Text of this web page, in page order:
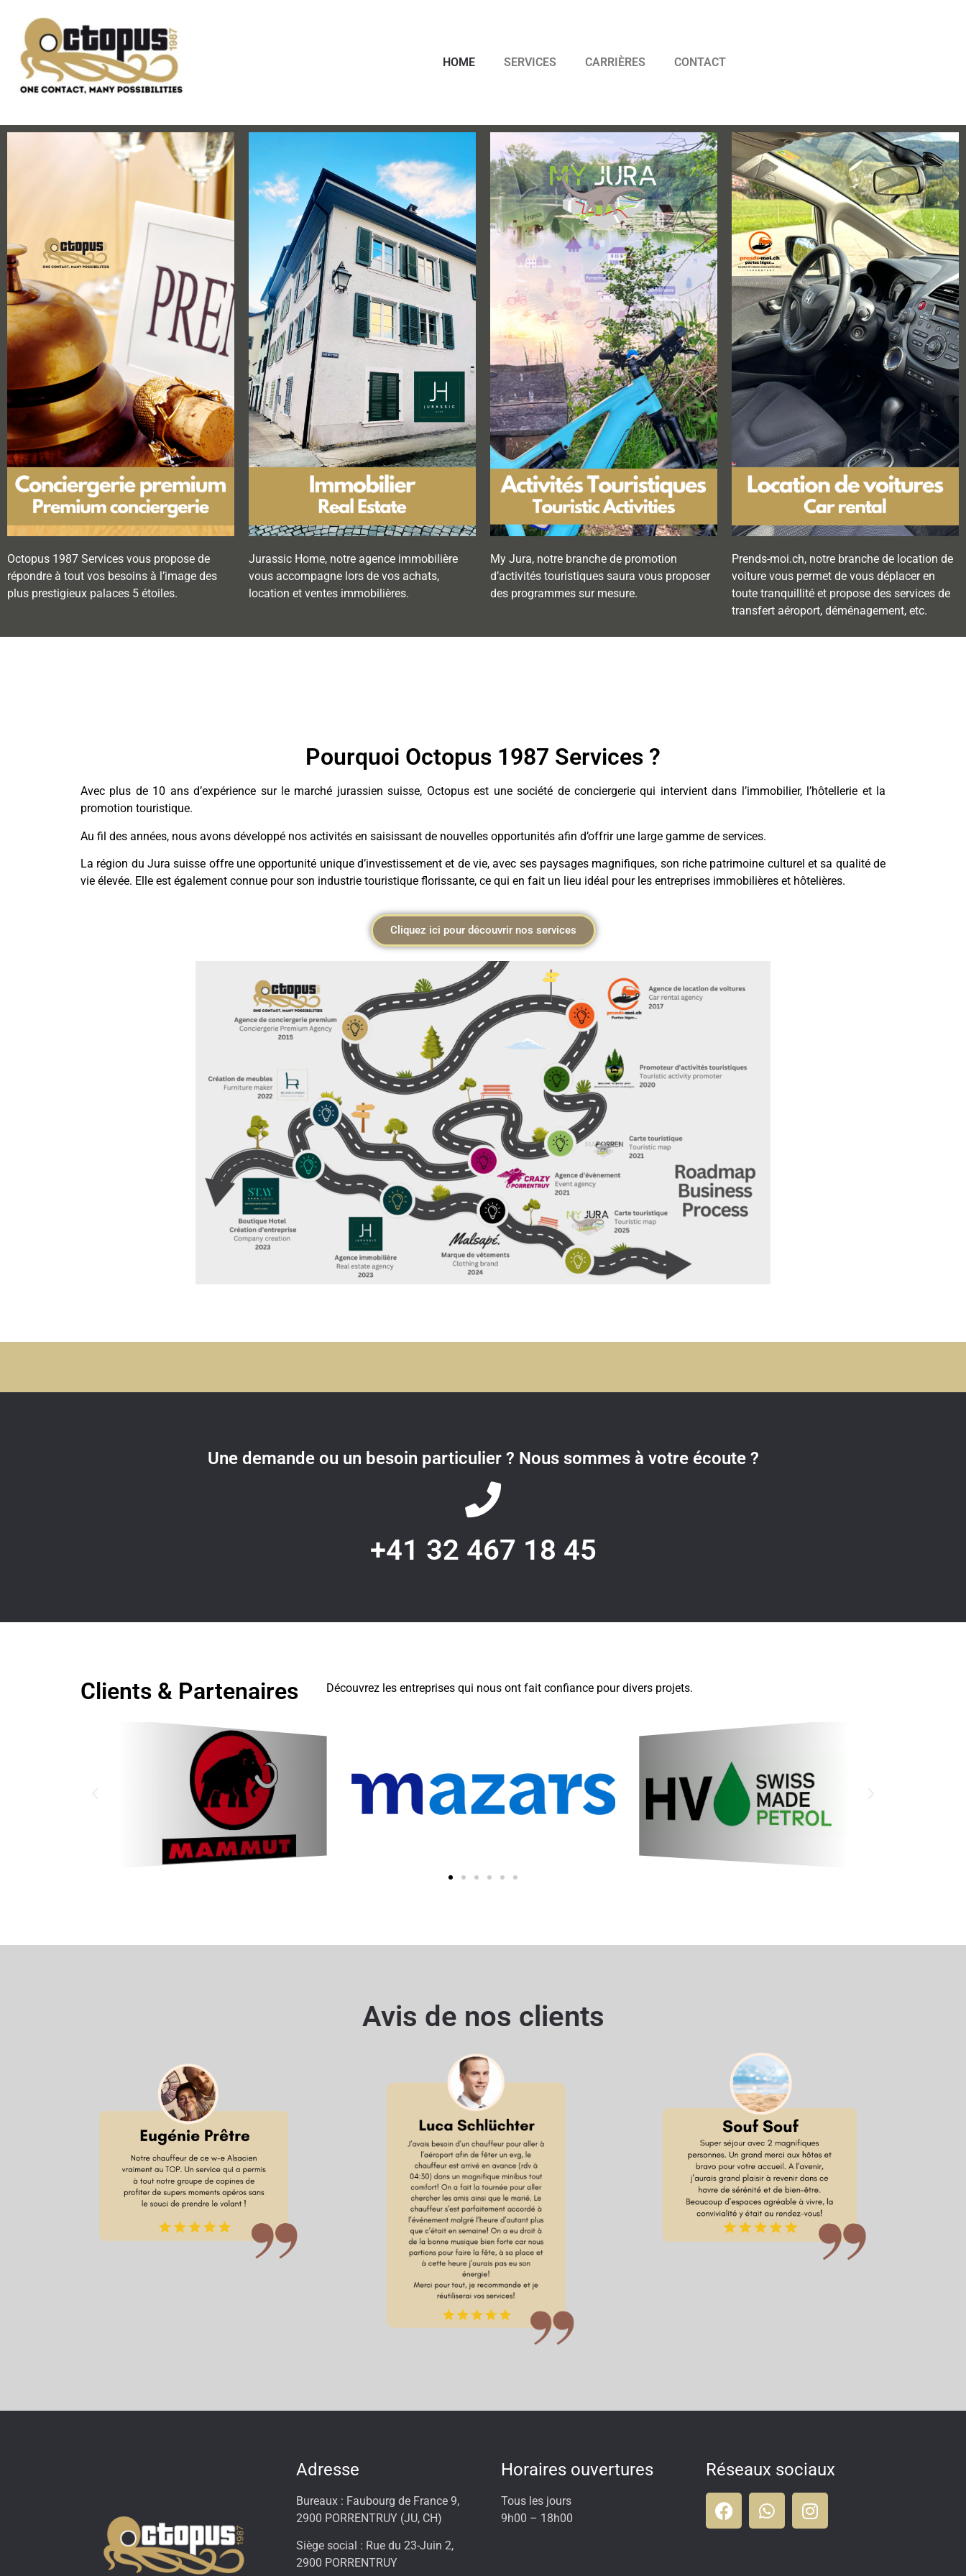
HOME SERVICES CARRIÈRES CONTACT
Octopus 1987 Services vous propose de
répondre à tout vos besoins à l’image des
plus prestigieux palaces 5 étoiles.
Jurassic Home, notre agence immobilière
vous accompagne lors de vos achats,
location et ventes immobilières.
My Jura, notre branche de promotion
d’activités touristiques saura vous proposer
des programmes sur mesure.
Prends-moi.ch, notre branche de location de
voiture vous permet de vous déplacer en
toute tranquillité et propose des services de
transfert aéroport, déménagement, etc.
Pourquoi Octopus 1987 Services ?
Avec plus de 10 ans d’expérience sur le marché jurassien suisse, Octopus est une société de conciergerie qui intervient dans l’immobilier, l’hôtellerie et la
promotion touristique.
Au fil des années, nous avons développé nos activités en saisissant de nouvelles opportunités afin d’offrir une large gamme de services.
La région du Jura suisse offre une opportunité unique d’investissement et de vie, avec ses paysages magnifiques, son riche patrimoine culturel et sa qualité de
vie élevée. Elle est également connue pour son industrie touristique florissante, ce qui en fait un lieu idéal pour les entreprises immobilières et hôtelières.
Cliquez ici pour découvrir nos services
Une demande ou un besoin particulier ? Nous sommes à votre écoute ?
+41 32 467 18 45
Clients & Partenaires Découvrez les entreprises qui nous ont fait confiance pour divers projets.
Avis de nos clients
Adresse
Bureaux : Faubourg de France 9,
2900 PORRENTRUY (JU, CH)
Siège social : Rue du 23-Juin 2,
2900 PORRENTRUY
Horaires ouvertures
Tous les jours
9h00 – 18h00
Réseaux sociaux